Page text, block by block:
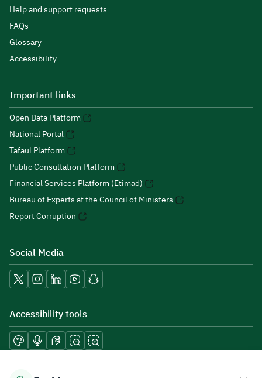
Help and support requests
FAQs
Glossary
Accessibility
Important links
Open Data Platform
National Portal
Tafaul Platform
Public Consultation Platform
Financial Services Platform (Etimad)
Bureau of Experts at the Council of Ministers
Report Corruption
Social Media
Accessibility tools